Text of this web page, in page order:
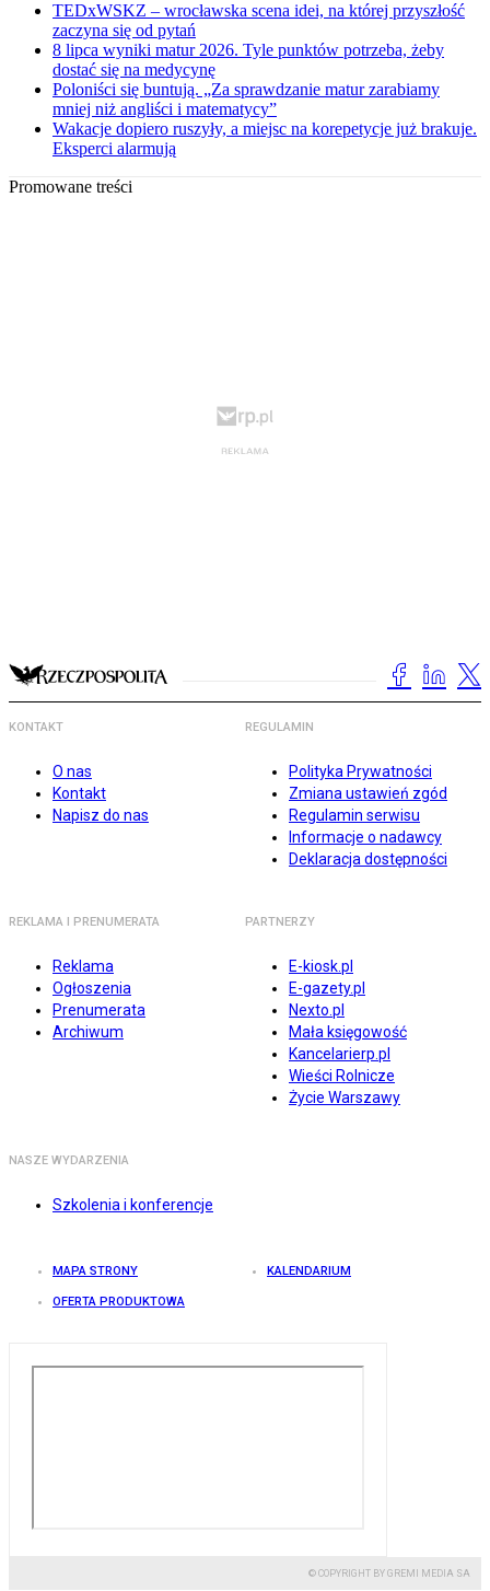
TEDxWSKZ – wrocławska scena idei, na której przyszłość
zaczyna się od pytań
8 lipca wyniki matur 2026. Tyle punktów potrzeba, żeby
dostać się na medycynę
Poloniści się buntują. „Za sprawdzanie matur zarabiamy
mniej niż angliści i matematycy”
Wakacje dopiero ruszyły, a miejsc na korepetycje już brakuje.
Eksperci alarmują
Promowane treści
KONTAKT
O nas
Kontakt
Napisz do nas
REGULAMIN
Polityka Prywatności
Zmiana ustawień zgód
Regulamin serwisu
Informacje o nadawcy
Deklaracja dostępności
REKLAMA I PRENUMERATA
Reklama
Ogłoszenia
Prenumerata
Archiwum
PARTNERZY
E-kiosk.pl
E-gazety.pl
Nexto.pl
Mała księgowość
Kancelarierp.pl
Wieści Rolnicze
Życie Warszawy
NASZE WYDARZENIA
Szkolenia i konferencje
MAPA STRONY KALENDARIUM
OFERTA PRODUKTOWA
© COPYRIGHT BY GREMI MEDIA SA